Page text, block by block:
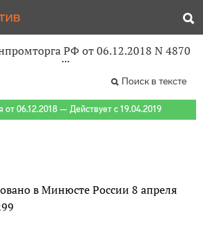
РФ от 06.12.2018 N 4870
Поиск в тексте
от 06.12.2018 — Действует с 19.04.2019
в Минюсте России 8 апреля